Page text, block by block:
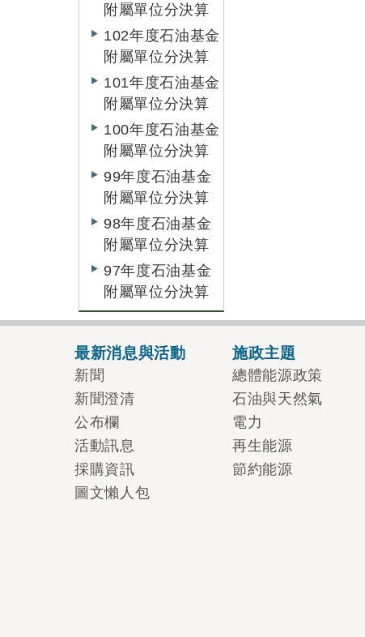
附屬單位分決算
102年度石油基金
附屬單位分決算
101年度石油基金
附屬單位分決算
100年度石油基金
附屬單位分決算
99年度石油基金
附屬單位分決算
98年度石油基金
附屬單位分決算
97年度石油基金
附屬單位分決算
最新消息與活動
新聞
新聞澄清
公布欄
活動訊息
採購資訊
圖文懶人包
施政主題
總體能源政策
石油與天然氣
電力
再生能源
節約能源